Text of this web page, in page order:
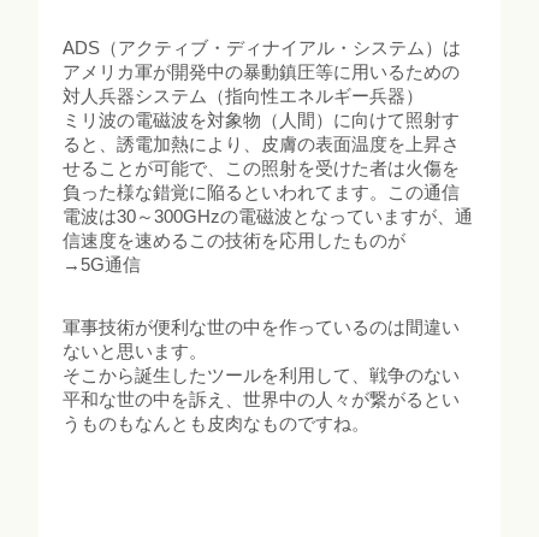
ADS（アクティブ・ディナイアル・システム）は
アメリカ軍が開発中の暴動鎮圧等に用いるための
対人兵器システム（指向性エネルギー兵器）
ミリ波の電磁波を対象物（人間）に向けて照射す
ると、誘電加熱により、皮膚の表面温度を上昇さ
せることが可能で、この照射を受けた者は火傷を
負った様な錯覚に陥るといわれてます。この通信
電波は30～300GHzの電磁波となっていますが、通
信速度を速めるこの技術を応用したものが
→5G通信
軍事技術が便利な世の中を作っているのは間違い
ないと思います。
そこから誕生したツールを利用して、戦争のない
平和な世の中を訴え、世界中の人々が繋がるとい
うものもなんとも皮肉なものですね。